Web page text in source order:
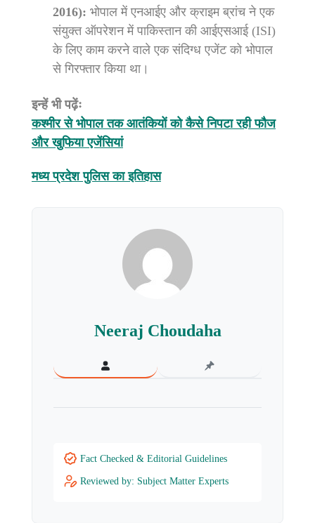
2016): भोपाल में एनआईए और क्राइम ब्रांच ने एक
संयुक्त ऑपरेशन में पाकिस्तान की आईएसआई (ISI)
के लिए काम करने वाले एक संदिग्ध एजेंट को भोपाल
से गिरफ्तार किया था।
इन्हें भी पढ़ेंः
कश्मीर से भोपाल तक आतंकियों को कैसे निपटा रही फौज
और खुफिया एजेंसियां
मध्य प्रदेश पुलिस का इतिहास
Neeraj Choudaha
Fact Checked & Editorial Guidelines
Reviewed by: Subject Matter Experts